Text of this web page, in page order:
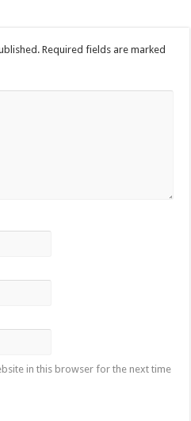
Required fields are marked
in this browser for the next time